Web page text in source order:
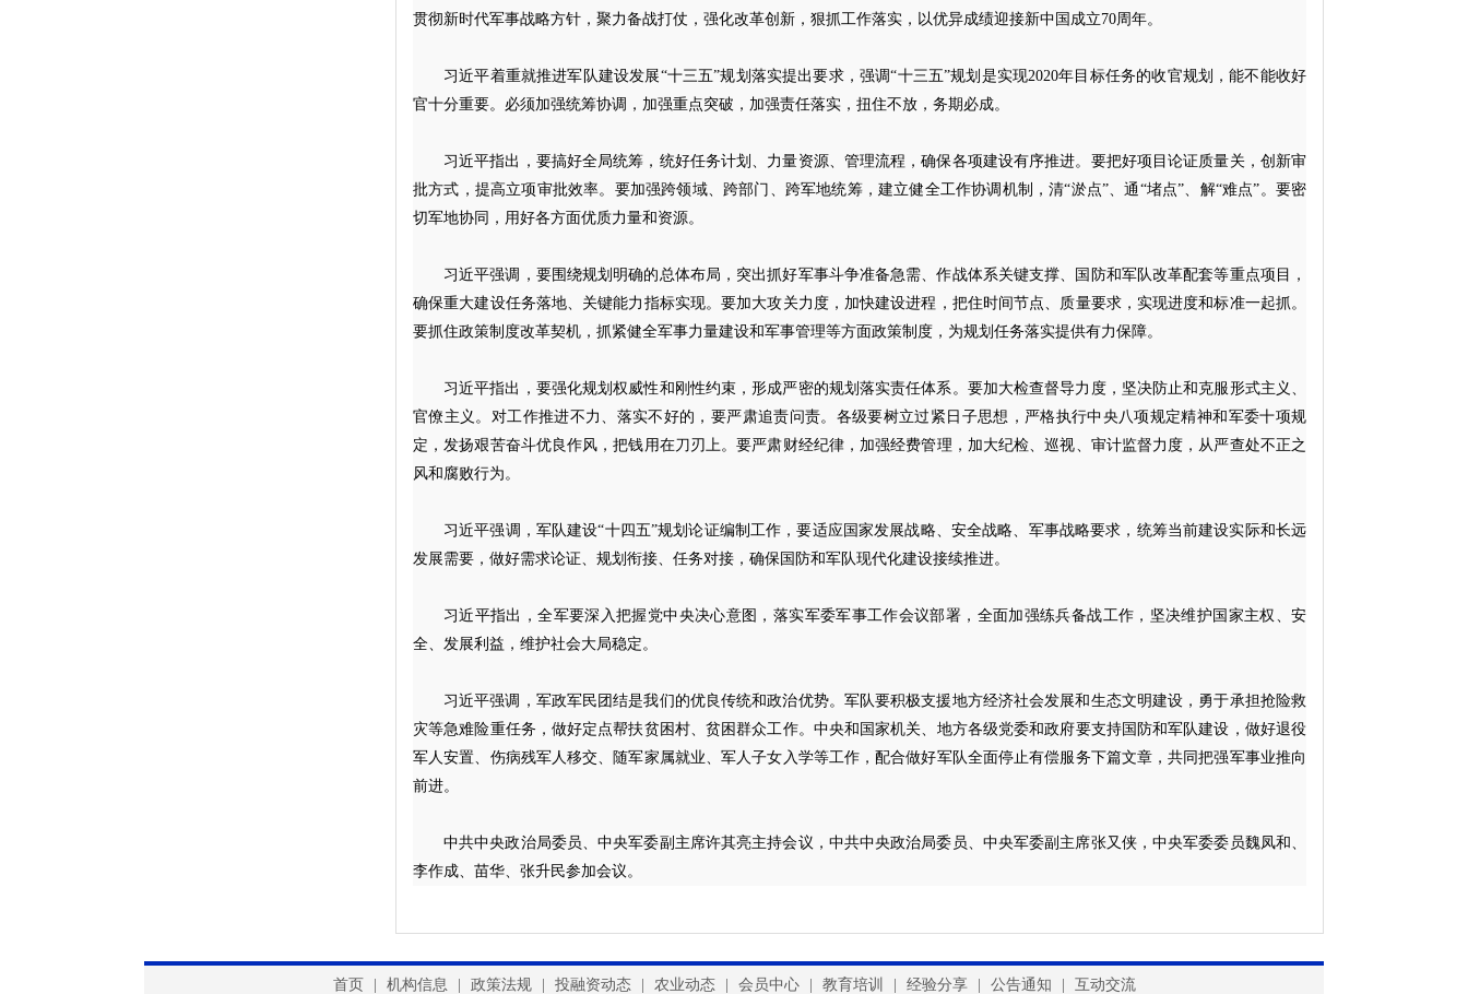
贯彻新时代军事战略方针，聚力备战打仗，强化改革创新，狠抓工作落实，以优异成绩迎接新中国成立70周年。
习近平着重就推进军队建设发展“十三五”规划落实提出要求，强调“十三五”规划是实现2020年目标任务的收官规划，能不能收好
官十分重要。必须加强统筹协调，加强重点突破，加强责任落实，扭住不放，务期必成。
习近平指出，要搞好全局统筹，统好任务计划、力量资源、管理流程，确保各项建设有序推进。要把好项目论证质量关，创新审
批方式，提高立项审批效率。要加强跨领域、跨部门、跨军地统筹，建立健全工作协调机制，清“淤点”、通“堵点”、解“难点”。要密
切军地协同，用好各方面优质力量和资源。
习近平强调，要围绕规划明确的总体布局，突出抓好军事斗争准备急需、作战体系关键支撑、国防和军队改革配套等重点项目，
确保重大建设任务落地、关键能力指标实现。要加大攻关力度，加快建设进程，把住时间节点、质量要求，实现进度和标准一起抓。
要抓住政策制度改革契机，抓紧健全军事力量建设和军事管理等方面政策制度，为规划任务落实提供有力保障。
习近平指出，要强化规划权威性和刚性约束，形成严密的规划落实责任体系。要加大检查督导力度，坚决防止和克服形式主义、
官僚主义。对工作推进不力、落实不好的，要严肃追责问责。各级要树立过紧日子思想，严格执行中央八项规定精神和军委十项规
定，发扬艰苦奋斗优良作风，把钱用在刀刃上。要严肃财经纪律，加强经费管理，加大纪检、巡视、审计监督力度，从严查处不正之
风和腐败行为。
习近平强调，军队建设“十四五”规划论证编制工作，要适应国家发展战略、安全战略、军事战略要求，统筹当前建设实际和长远
发展需要，做好需求论证、规划衔接、任务对接，确保国防和军队现代化建设接续推进。
习近平指出，全军要深入把握党中央决心意图，落实军委军事工作会议部署，全面加强练兵备战工作，坚决维护国家主权、安
全、发展利益，维护社会大局稳定。
习近平强调，军政军民团结是我们的优良传统和政治优势。军队要积极支援地方经济社会发展和生态文明建设，勇于承担抢险救
灾等急难险重任务，做好定点帮扶贫困村、贫困群众工作。中央和国家机关、地方各级党委和政府要支持国防和军队建设，做好退役
军人安置、伤病残军人移交、随军家属就业、军人子女入学等工作，配合做好军队全面停止有偿服务下篇文章，共同把强军事业推向
前进。
中共中央政治局委员、中央军委副主席许其亮主持会议，中共中央政治局委员、中央军委副主席张又侠，中央军委委员魏凤和、
李作成、苗华、张升民参加会议。
首页 机构信息 政策法规 投融资动态 农业动态 会员中心 教育培训 经验分享 公告通知 互动交流